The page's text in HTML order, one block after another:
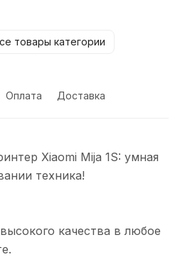
товары категории
Оплата Доставка
Xiaomi Mija 1S: умная
техника!
качества в любое